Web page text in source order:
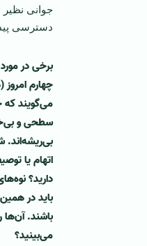
جوانی نظیر
دسترسی
برخی در
چهارم
می‌گویند که
سطحی و
بی‌ریشه‌اند.
اتهام یا
دارید؟
باید در
باشند. آن‌ها
می‌بینید؟